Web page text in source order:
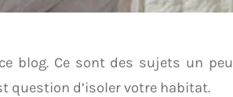
blog. Ce sont des sujets un peu
question d’isoler votre habitat.